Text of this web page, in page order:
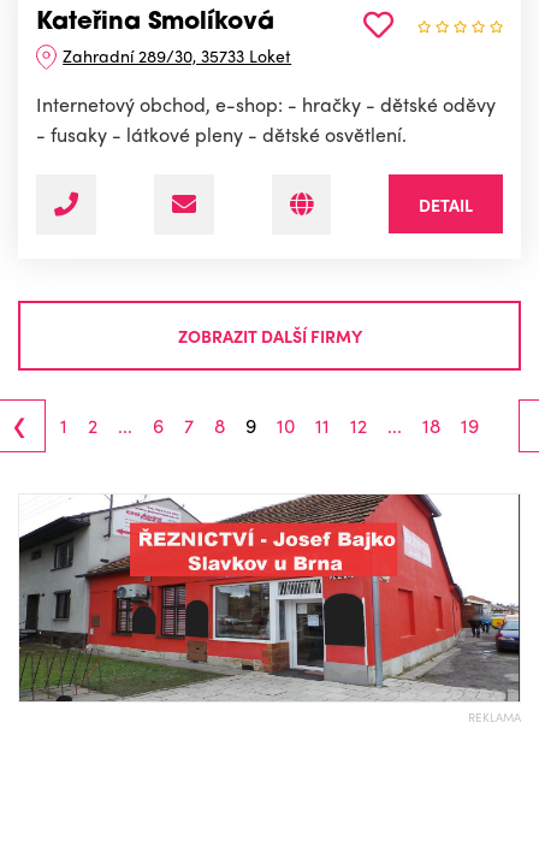
Kateřina Smolíková
Zahradní 289/30, 35733 Loket
Internetový obchod, e-shop: - hračky - dětské oděvy
- fusaky - látkové pleny - dětské osvětlení.
DETAIL
ZOBRAZIT DALŠÍ FIRMY
‹ 1 2 ... 6 7 8 9 10 11 12 ... 18 19
REKLAMA